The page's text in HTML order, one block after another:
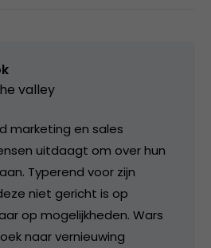
valley
marketing en sales
uitdaagt om over hun
Typerend voor zijn
niet gericht is op
op mogelijkheden. Wars
naar vernieuwing